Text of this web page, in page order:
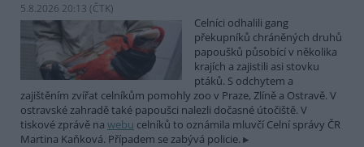
5.8.2026 20:13 (ČTK)
Celníci odhalili gang
překupníků chráněných druhů
papoušků působící v několika
krajích a zajistili asi stovku
ptáků. S odchytem a
zajištěním zvířat celníkům pomohly zoo v Praze, Zlíně a Ostravě. V
ostravské zahradě také papoušci nalezli dočasné útočiště. V
tiskové zprávě na webu celníků to oznámila mluvčí Celní správy ČR
Martina Kaňková. Případem se zabývá policie.